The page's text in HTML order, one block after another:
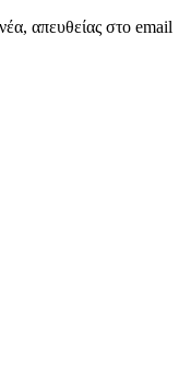
απευθείας στο email